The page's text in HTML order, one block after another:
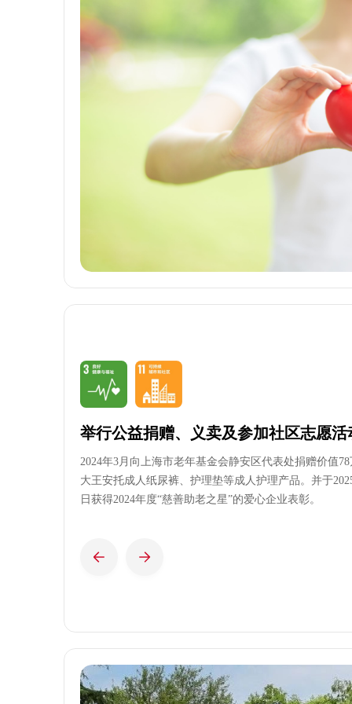
举行公益捐赠、义卖及参加社区志愿活
2024年3月向上海市老年基金会静安区代表处捐赠价值
大王安托成人纸尿裤、护理垫等成人护理产品。并于
日获得2024年度“慈善助老之星”的爱心企业表彰。